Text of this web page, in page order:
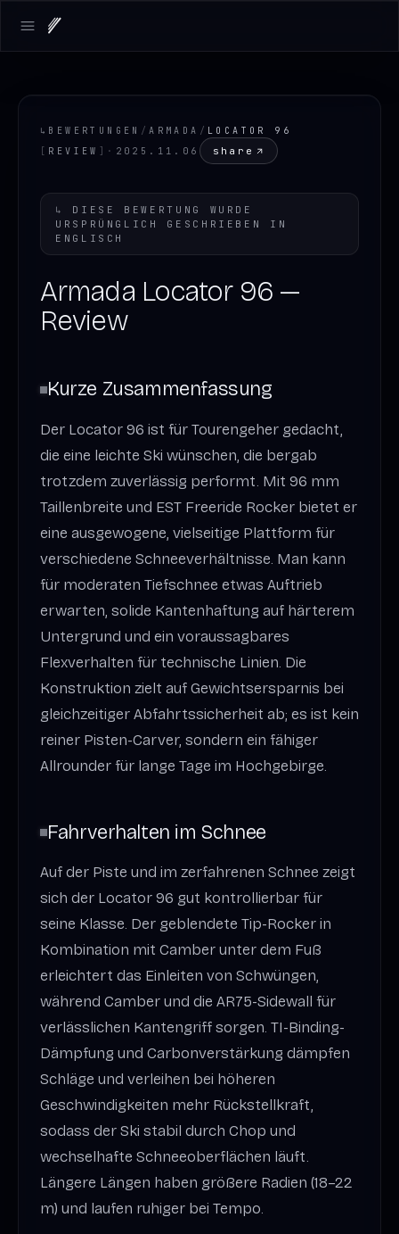
Open main menu
↳ BEWERTUNGEN /ARMADA / LOCATOR 96
[ REVIEW ] · 2025.11.06 share
↳ DIESE BEWERTUNG WURDE
URSPRÜNGLICH GESCHRIEBEN IN
ENGLISCH
Armada Locator 96 —
Review
Kurze Zusammenfassung
Der Locator 96 ist für Tourengeher gedacht,
die eine leichte Ski wünschen, die bergab
trotzdem zuverlässig performt. Mit 96 mm
Taillenbreite und EST Freeride Rocker bietet er
eine ausgewogene, vielseitige Plattform für
verschiedene Schneeverhältnisse. Man kann
für moderaten Tiefschnee etwas Auftrieb
erwarten, solide Kantenhaftung auf härterem
Untergrund und ein voraussagbares
Flexverhalten für technische Linien. Die
Konstruktion zielt auf Gewichtsersparnis bei
gleichzeitiger Abfahrtssicherheit ab; es ist kein
reiner Pisten-Carver, sondern ein fähiger
Allrounder für lange Tage im Hochgebirge.
Fahrverhalten im Schnee
Auf der Piste und im zerfahrenen Schnee zeigt
sich der Locator 96 gut kontrollierbar für
seine Klasse. Der geblendete Tip-Rocker in
Kombination mit Camber unter dem Fuß
erleichtert das Einleiten von Schwüngen,
während Camber und die AR75-Sidewall für
verlässlichen Kantengriff sorgen. TI-Binding-
Dämpfung und Carbonverstärkung dämpfen
Schläge und verleihen bei höheren
Geschwindigkeiten mehr Rückstellkraft,
sodass der Ski stabil durch Chop und
wechselhafte Schneeoberflächen läuft.
Längere Längen haben größere Radien (18–22
m) und laufen ruhiger bei Tempo.